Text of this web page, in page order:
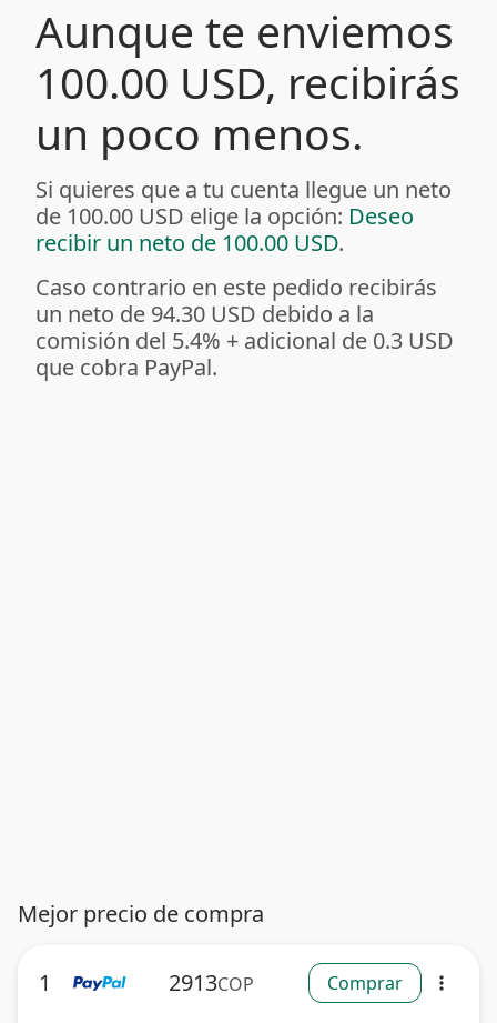
Aunque te enviemos
100.00 USD, recibirás
un poco menos.
Si quieres que a tu cuenta llegue un neto
de 100.00 USD elige la opción: Deseo
recibir un neto de 100.00 USD.
Caso contrario en este pedido recibirás
un neto de 94.30 USD debido a la
comisión del 5.4% + adicional de 0.3 USD
que cobra PayPal.
Mejor precio de compra
1 2913COP Comprar more_vert